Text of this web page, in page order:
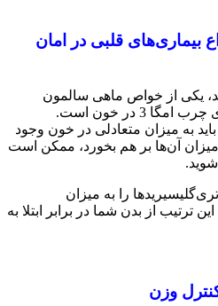
بیماری‌های قلبی در امان
یکی از خواص ماهی سالمون
توانایی زیاد در افزایش اسیدهای چرب امگا 3 در خون است.
اسیدهای چرب امگا 3 و امگا6 باید به‌ میزان متعادلی در خون وجود
میزان آن‌ها بر هم بخورد، ممکن است
را به میزان
ترتیب از بدن شما در برابر ابتلا به
وزن